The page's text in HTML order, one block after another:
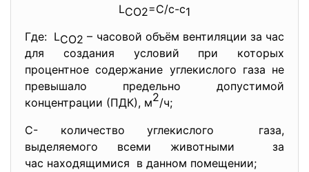
LCO2=C/c-c1
Где: LCO2 – часовой объём вентиляции за час
для создания условий при которых
процентное содержание углекислого газа не
превышало предельно допустимой
концентрации (ПДК), м2/ч;
С- количество углекислого газа,
выделяемого всеми животными за
час находящимися в данном помещении;